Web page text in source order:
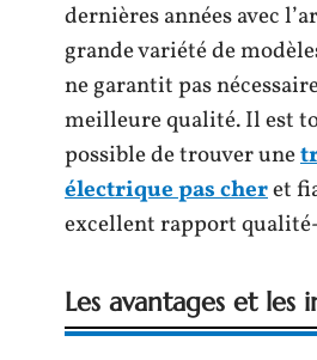
dernières années avec
grande variété de
ne garantit pas
meilleure qualité. Il est
possible de trouver une
électrique pas cheret
excellent rapport
Les avantages et les